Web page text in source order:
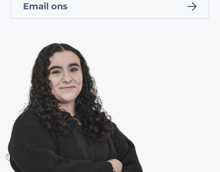
Email ons